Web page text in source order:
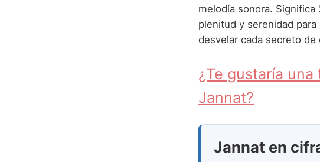
melodía sonora.
plenitud y serenidad
desvelar cada secreto
¿Te gustaría
Jannat?
Jannat en